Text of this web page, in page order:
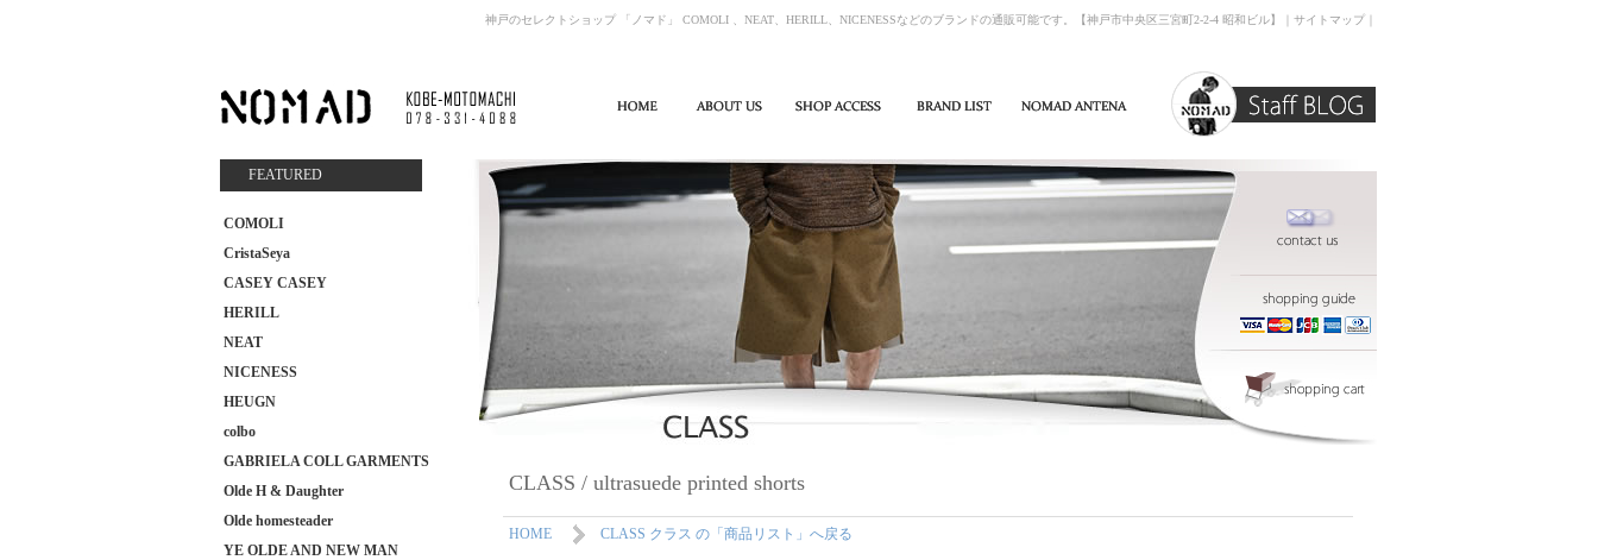
神戸のセレクトショップ 「ノマド」 COMOLI 、NEAT、HERILL、NICENESSなどのブランドの通販可能です。【神戸市中央区三宮町2-2-4 昭和ビル】｜ サイトマップ
FEATURED
COMOLI
CristaSeya
CASEY CASEY
HERILL
NEAT
NICENESS
HEUGN
colbo
GABRIELA COLL GARMENTS
Olde H & Daughter
Olde homesteader
YE OLDE AND NEW MAN
CLASS / ultrasuede printed shorts
HOME CLASS クラス の「商品リスト」へ戻る